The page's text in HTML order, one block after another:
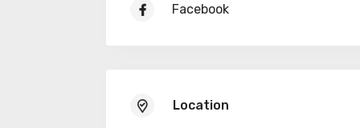
Facebook
Location